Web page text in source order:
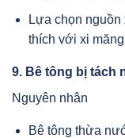
Lựa chọn
thích với xi
9. Bê tông bị tách
Nguyên nhân
Bê tông thừa